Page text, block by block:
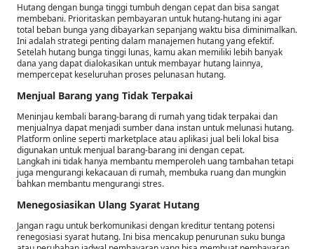
Hutang dengan bunga tinggi tumbuh dengan cepat dan bisa sangat
membebani. Prioritaskan pembayaran untuk hutang-hutang ini agar
total beban bunga yang dibayarkan sepanjang waktu bisa diminimalkan.
Ini adalah strategi penting dalam manajemen hutang yang efektif.
Setelah hutang bunga tinggi lunas, kamu akan memiliki lebih banyak
dana yang dapat dialokasikan untuk membayar hutang lainnya,
mempercepat keseluruhan proses pelunasan hutang.
Menjual Barang yang Tidak Terpakai
Meninjau kembali barang-barang di rumah yang tidak terpakai dan
menjualnya dapat menjadi sumber dana instan untuk melunasi hutang.
Platform online seperti marketplace atau aplikasi jual beli lokal bisa
digunakan untuk menjual barang-barang ini dengan cepat.
Langkah ini tidak hanya membantu memperoleh uang tambahan tetapi
juga mengurangi kekacauan di rumah, membuka ruang dan mungkin
bahkan membantu mengurangi stres.
Menegosiasikan Ulang Syarat Hutang
Jangan ragu untuk berkomunikasi dengan kreditur tentang potensi
renegosiasi syarat hutang. Ini bisa mencakup penurunan suku bunga